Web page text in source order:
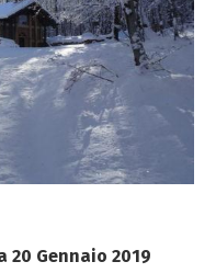
20 Gennaio 2019